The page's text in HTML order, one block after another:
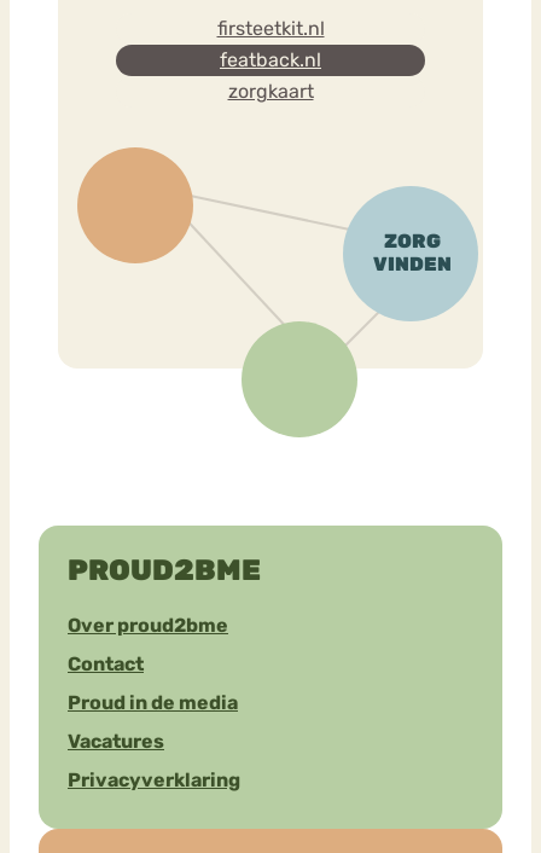
firsteetkit.nl
featback.nl
zorgkaart
PROUD2BME
Over proud2bme
Contact
Proud in de media
Vacatures
Privacyverklaring